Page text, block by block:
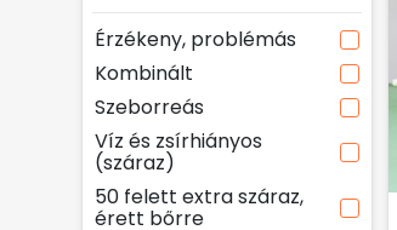
Érzékeny, problémás
Kombinált
Szeborreás
Víz és zsírhiányos
(száraz)
50 felett extra száraz,
érett bőrre